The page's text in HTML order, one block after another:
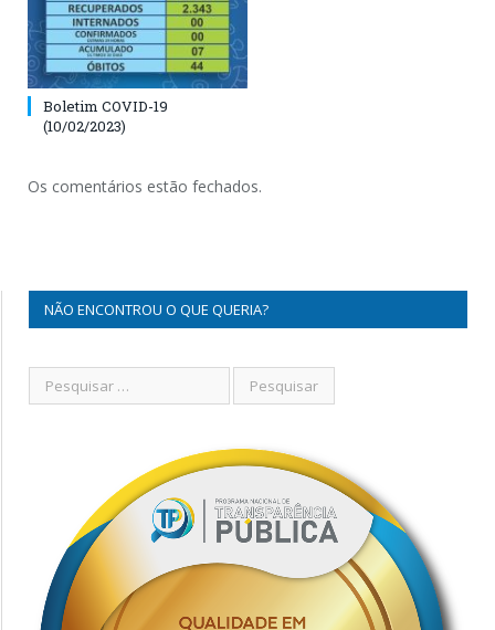
Boletim COVID-19
(10/02/2023)
Os comentários estão fechados.
NÃO ENCONTROU O QUE QUERIA?